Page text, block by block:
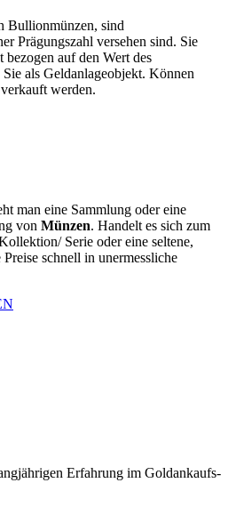
Bullionmünzen, sind
Prägungszahl versehen sind. Sie
auf den Wert des
als Geldanlageobjekt. Können
werden.
man eine Sammlung oder eine
von Münzen. Handelt es sich zum
Serie oder eine seltene,
schnell in unermessliche
Erfahrung im Goldankaufs-